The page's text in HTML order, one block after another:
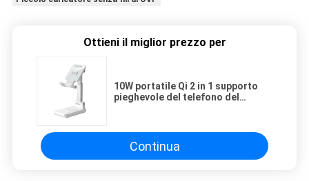
Ottieni il miglior prezzo per
10W portatile Qi 2 in 1 supporto
pieghevole del telefono del
Continua